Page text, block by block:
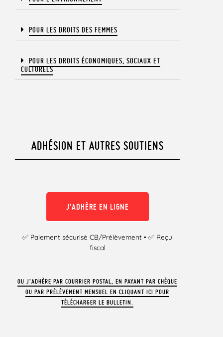
POUR LES DROITS DES FEMMES
POUR LES DROITS ÉCONOMIQUES, SOCIAUX ET
CULTURELS​
ADHÉSION ET AUTRES SOUTIENS
J'ADHÈRE EN LIGNE
✅ Paiement sécurisé CB/Prélèvement • ✅ Reçu
fiscal
OU J’ADHÈRE PAR COURRIER POSTAL, EN PAYANT PAR CHÈQUE
OU PAR PRÉLÈVEMENT MENSUEL EN CLIQUANT ICI POUR
TÉLÉCHARGER LE BULLETIN.